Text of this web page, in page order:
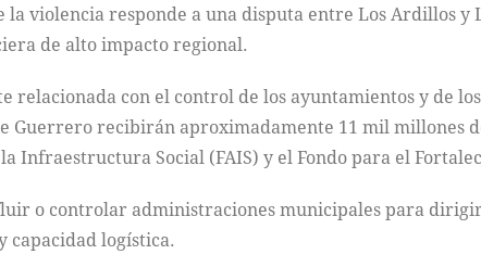
violencia responde a una disputa entre Los Ardillos y
de alto impacto regional.
con el control de los ayuntamientos y de
Guerrero recibirán aproximadamente 11 mil millones
Infraestructura Social (FAIS) y el Fondo para el
o controlar administraciones municipales para
capacidad logística.